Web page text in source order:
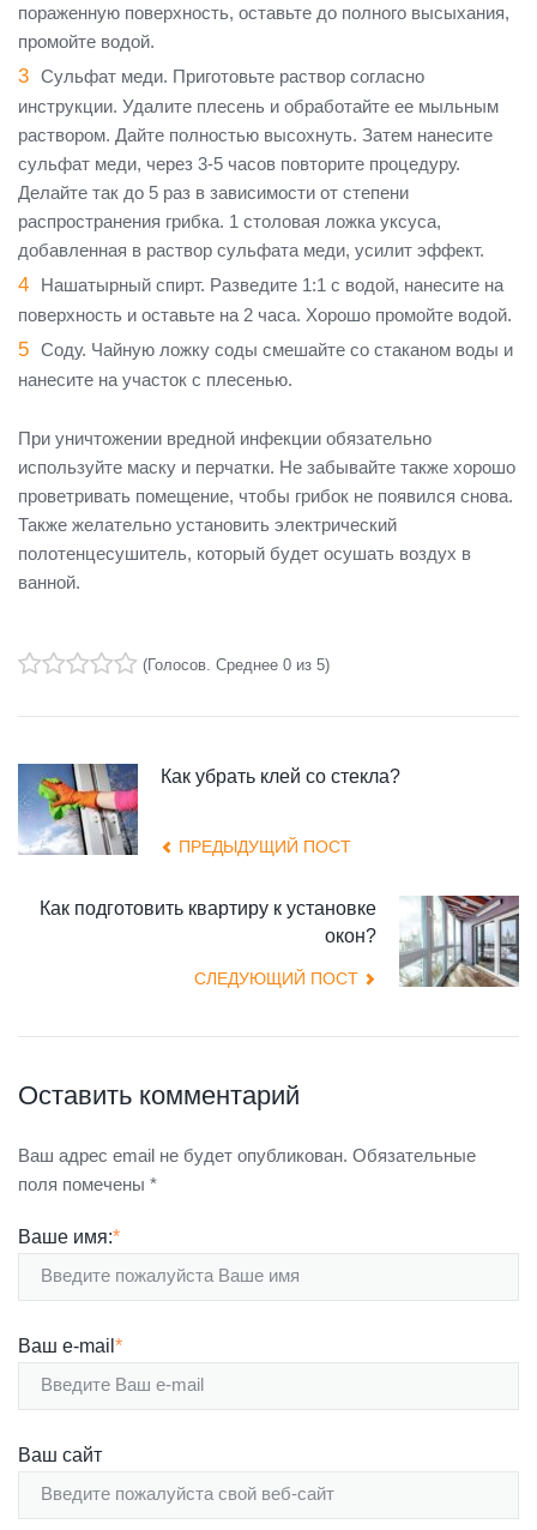
пораженную поверхность, оставьте до полного высыхания,
промойте водой.
Сульфат меди. Приготовьте раствор согласно
инструкции. Удалите плесень и обработайте ее мыльным
раствором. Дайте полностью высохнуть. Затем нанесите
сульфат меди, через 3-5 часов повторите процедуру.
Делайте так до 5 раз в зависимости от степени
распространения грибка. 1 столовая ложка уксуса,
добавленная в раствор сульфата меди, усилит эффект.
Нашатырный спирт. Разведите 1:1 с водой, нанесите на
поверхность и оставьте на 2 часа. Хорошо промойте водой.
Соду. Чайную ложку соды смешайте со стаканом воды и
нанесите на участок с плесенью.
При уничтожении вредной инфекции обязательно
используйте маску и перчатки. Не забывайте также хорошо
проветривать помещение, чтобы грибок не появился снова.
Также желательно установить электрический
полотенцесушитель, который будет осушать воздух в
ванной.
(Голосов . Среднее 0 из 5)
Как убрать клей со стекла?
ПРЕДЫДУЩИЙ ПОСТ
Как подготовить квартиру к установке
окон?
СЛЕДУЮЩИЙ ПОСТ
Оставить комментарий
Ваш адрес email не будет опубликован. Обязательные
поля помечены *
Ваше имя:*
Ваш e-mail *
Ваш сайт